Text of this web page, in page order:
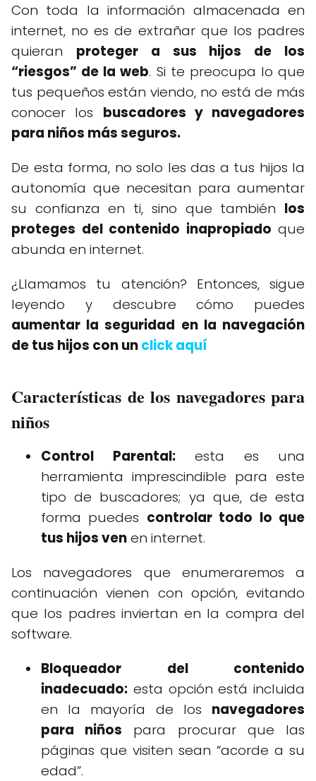
Con toda la información almacenada en
internet, no es de extrañar que los padres
quieran proteger a sus hijos de los
“riesgos” de la web. Si te preocupa lo que
tus pequeños están viendo, no está de más
conocer los buscadores y navegadores
para niños más seguros.
De esta forma, no solo les das a tus hijos la
autonomía que necesitan para aumentar
su confianza en ti, sino que también los
proteges del contenido inapropiado que
abunda en internet.
¿Llamamos tu atención? Entonces, sigue
leyendo y descubre cómo puedes
aumentar la seguridad en la navegación
de tus hijos con unclick aquí
Características de los navegadores para
niños
Control Parental:esta es una
herramienta imprescindible para este
tipo de buscadores; ya que, de esta
forma puedes controlar todo lo que
tus hijos venen internet.
Los navegadores que enumeraremos a
continuación vienen con opción, evitando
que los padres inviertan en la compra del
software.
Bloqueador del contenido
inadecuado: esta opción está incluida
en la mayoría de los navegadores
para niños para procurar que las
páginas que visiten sean “acorde a su
edad”.